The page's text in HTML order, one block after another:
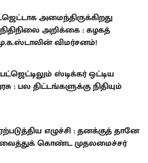
அமைந்திருக்கிறது
அறிக்கை : கழகத்
விமர்சனம்!
ஸ்டிக்கர் ஒட்டிய
: பல திட்டங்களுக்கு நிதியும்
எழுச்சி : தனக்குத் தானே
வைத்துக் கொண்ட முதலமைச்சர்